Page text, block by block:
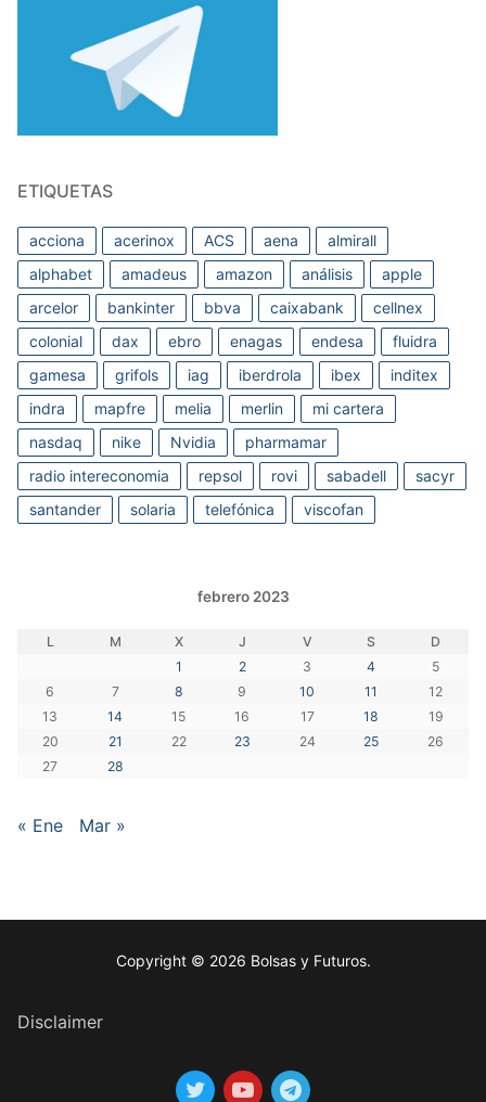
ETIQUETAS
acciona acerinox ACS aena
almirall
alphabet
amadeus amazon análisis
apple
arcelor
bankinter bbva caixabank
cellnex
colonial
dax ebro enagas endesa
fluidra
gamesa
grifols iag iberdrola ibex
inditex
indra
mapfre melia merlin
mi cartera
nasdaq
nike Nvidia
pharmamar
radio intereconomia
repsol rovi sabadell
sacyr
santander
solaria telefónica viscofan
febrero 2023
L M X J V S
D
1
2 3 4
5
6
7 8 9 10 11
12
13
14 15 16 17 18
19
20
21 22 23 24 25
26
27
28
« Ene Mar »
Copyright © 2026 Bolsas y Futuros.
Disclaimer